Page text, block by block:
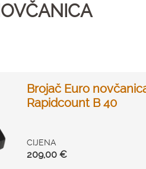
Brojač Euro
Rapidcount B 40
CIJENA
209,00 €